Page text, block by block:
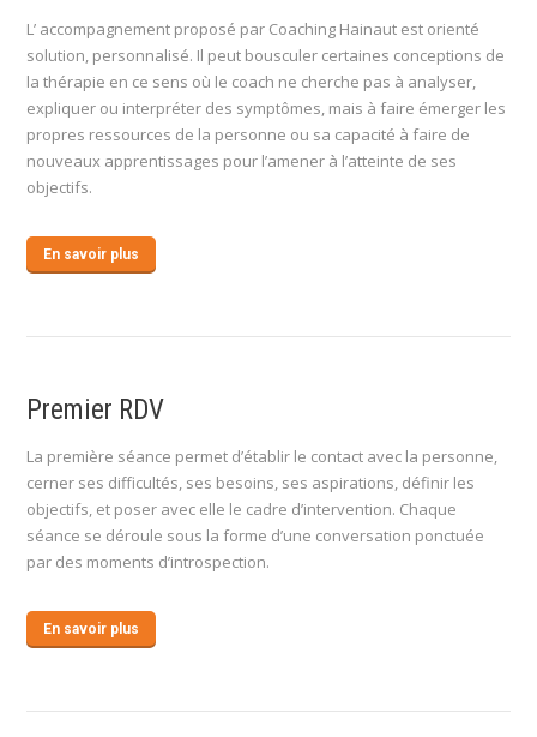
L’ accompagnement proposé par Coaching Hainaut est orienté
solution, personnalisé. Il peut bousculer certaines conceptions de
la thérapie en ce sens où le coach ne cherche pas à analyser,
expliquer ou interpréter des symptômes, mais à faire émerger les
propres ressources de la personne ou sa capacité à faire de
nouveaux apprentissages pour l’amener à l’atteinte de ses
objectifs.
En savoir plus
Premier RDV
La première séance permet d’établir le contact avec la personne,
cerner ses difficultés, ses besoins, ses aspirations, définir les
objectifs, et poser avec elle le cadre d’intervention. Chaque
séance se déroule sous la forme d’une conversation ponctuée
par des moments d’introspection.
En savoir plus